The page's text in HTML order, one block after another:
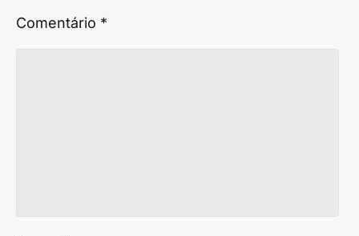
Comentário *